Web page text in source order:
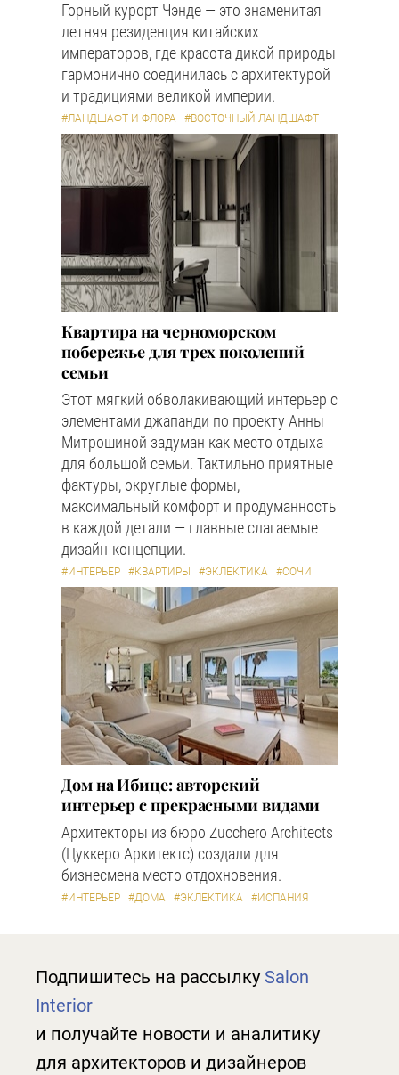
Горный курорт Чэнде — это знаменитая
летняя резиденция китайских
императоров, где красота дикой природы
гармонично соединилась с архитектурой
и традициями великой империи.
#ЛАНДШАФТ И ФЛОРА #ВОСТОЧНЫЙ ЛАНДШАФТ
Квартира на черноморском
побережье для трех поколений
семьи
Этот мягкий обволакивающий интерьер с
элементами джапанди по проекту Анны
Митрошиной задуман как место отдыха
для большой семьи. Тактильно приятные
фактуры, округлые формы,
максимальный комфорт и продуманность
в каждой детали — главные слагаемые
дизайн-концепции.
#ИНТЕРЬЕР #КВАРТИРЫ #ЭКЛЕКТИКА #СОЧИ
Дом на Ибице: авторский
интерьер с прекрасными видами
Архитекторы из бюро Zucchero Architects
(Цуккеро Аркитектс) создали для
бизнесмена место отдохновения.
#ИНТЕРЬЕР #ДОМА #ЭКЛЕКТИКА #ИСПАНИЯ
Подпишитесь на рассылку Salon
Interior
и получайте новости и аналитику
для архитекторов и дизайнеров